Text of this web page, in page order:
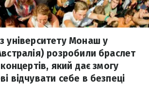
університету Монаш у
розробили браслет
який дає змогу
відчувати себе в безпеці